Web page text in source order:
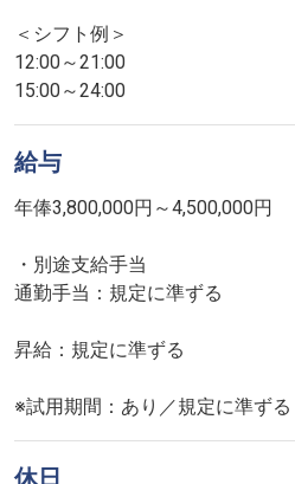
＜シフト例＞
12:00～21:00
15:00～24:00
給与
年俸3,800,000円～4,500,000円
・別途支給手当
通勤手当：規定に準ずる
昇給：規定に準ずる
※試用期間：あり／規定に準ずる
休日